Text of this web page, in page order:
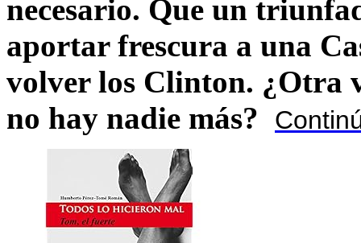
necesario. Que un
aportar frescura a una
volver los Clinton. ¿Otra
no hay nadie más?